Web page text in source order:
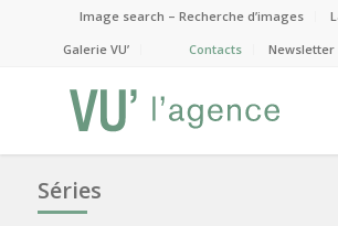
Image search – Recherche d’images
Galerie VU’
Contacts Newsletter
Séries